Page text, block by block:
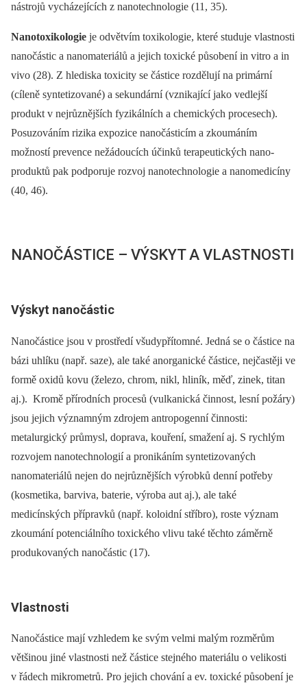
nástrojů vycházejících z nanotechnologie (11, 35).
Nanotoxikologie je odvětvím toxikologie, které studuje vlastnosti
nanočástic a nanomateriálů a jejich toxické působení in vitro a in
vivo (28). Z hlediska toxicity se částice rozdělují na primární
(cíleně syntetizované) a sekundární (vznikající jako vedlejší
produkt v nejrůznějších fyzikálních a chemických procesech).
Posuzováním rizika expozice nanočásticím a zkoumáním
možností prevence nežádoucích účinků terapeutických nano-
produktů pak podporuje rozvoj nanotechnologie a nanomedicíny
(40, 46).
NANOČÁSTICE –⁠ VÝSKYT A VLASTNOSTI
Výskyt nanočástic
Nanočástice jsou v prostředí všudypřítomné. Jedná se o částice na
bázi uhlíku (např. saze), ale také anorganické částice, nejčastěji ve
formě oxidů kovu (železo, chrom, nikl, hliník, měď, zinek, titan
aj.). Kromě přírodních procesů (vulkanická činnost, lesní požáry)
jsou jejich významným zdrojem antropogenní činnosti:
metalurgický průmysl, doprava, kouření, smažení aj. S rychlým
rozvojem nanotechnologií a pronikáním syntetizovaných
nanomateriálů nejen do nejrůznějších výrobků denní potřeby
(kosmetika, barviva, baterie, výroba aut aj.), ale také
medicínských přípravků (např. koloidní stříbro), roste význam
zkoumání potenciálního toxického vlivu také těchto záměrně
produkovaných nanočástic (17).
Vlastnosti
Nanočástice mají vzhledem ke svým velmi malým rozměrům
většinou jiné vlastnosti než částice stejného materiálu o velikosti
v řádech mikrometrů. Pro jejich chování a ev. toxické působení je